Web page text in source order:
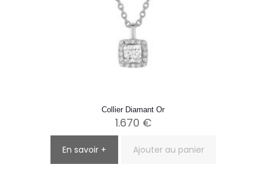
Collier Diamant Or
1.670 €
En savoir + Ajouter au panier